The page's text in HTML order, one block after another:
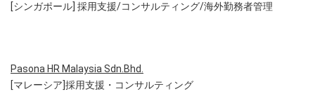
[シンガポール] 採用支援/コンサルティング/海外勤務者管理
Pasona HR Malaysia Sdn.Bhd.
[マレーシア]採用支援・コンサルティング